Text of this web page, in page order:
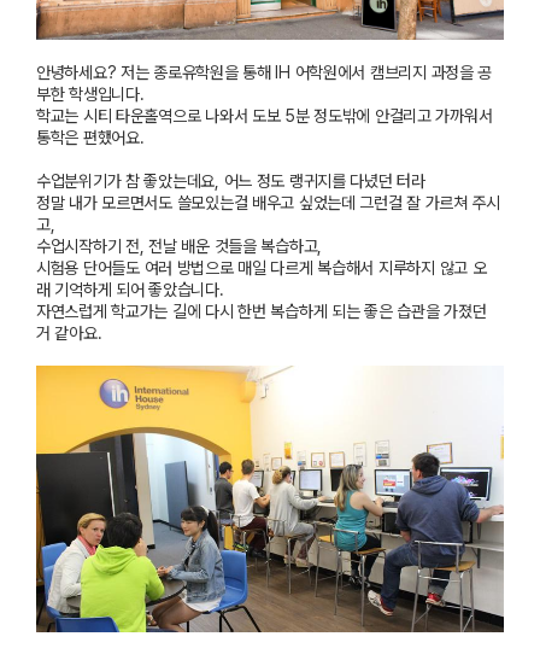
안녕하세요?저는 종로유학원을 통해 IH 어학원에서 캠브리지 과정을 공
부한 학생입니다.
학교는 시티타운홀역으로 나와서 도보 5분 정도밖에 안걸리고 가까워서
통학은 편했어요.
수업분위기가 참 좋았는데요, 어느 정도 랭귀지를 다녔던 터라
정말 내가 모르면서도 쓸모있는걸 배우고 싶었는데 그런걸 잘 가르쳐 주시
고,
수업시작하기 전, 전날 배운 것들을 복습하고,
시험용 단어들도 여러 방법으로 매일 다르게 복습해서 지루하지 않고 오
래 기억하게 되어 좋았습니다.
자연스럽게 학교가는 길에 다시 한번 복습하게 되는 좋은 습관을 가졌던
거 같아요.